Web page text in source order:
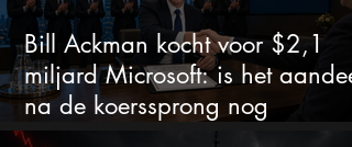
Bill Ackman kocht voor $2,1
miljard Microsoft: is het aandeel
na de koerssprong nog
aantrekkelijk?